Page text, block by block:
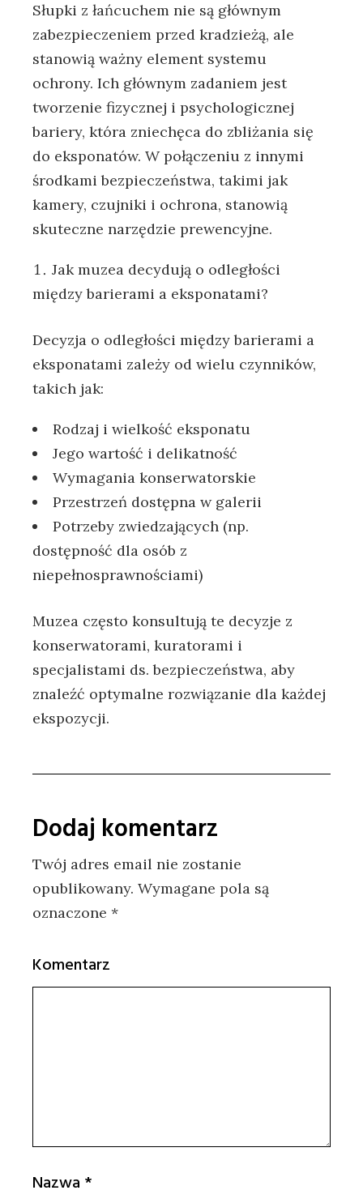
Słupki z łańcuchem nie są głównym
zabezpieczeniem przed kradzieżą, ale
stanowią ważny element systemu
ochrony. Ich głównym zadaniem jest
tworzenie fizycznej i psychologicznej
bariery, która zniechęca do zbliżania się
do eksponatów. W połączeniu z innymi
środkami bezpieczeństwa, takimi jak
kamery, czujniki i ochrona, stanowią
skuteczne narzędzie prewencyjne.
Jak muzea decydują o odległości
między barierami a eksponatami?
Decyzja o odległości między barierami a
eksponatami zależy od wielu czynników,
takich jak:
Rodzaj i wielkość eksponatu
Jego wartość i delikatność
Wymagania konserwatorskie
Przestrzeń dostępna w galerii
Potrzeby zwiedzających (np.
dostępność dla osób z
niepełnosprawnościami)
Muzea często konsultują te decyzje z
konserwatorami, kuratorami i
specjalistami ds. bezpieczeństwa, aby
znaleźć optymalne rozwiązanie dla każdej
ekspozycji.
Dodaj komentarz
Twój adres email nie zostanie
opublikowany. Wymagane pola są
oznaczone*
Komentarz
Nazwa *